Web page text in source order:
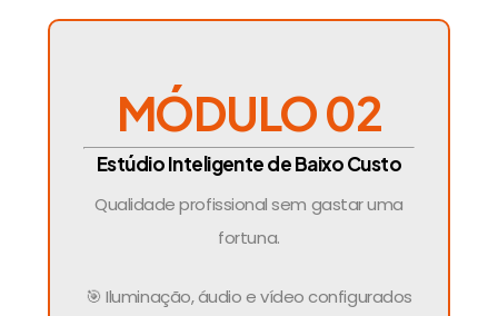
MÓDULO 02
Estúdio Inteligente de Baixo Custo
Qualidade profissional sem gastar uma
fortuna.
🎯 Iluminação, áudio e vídeo configurados